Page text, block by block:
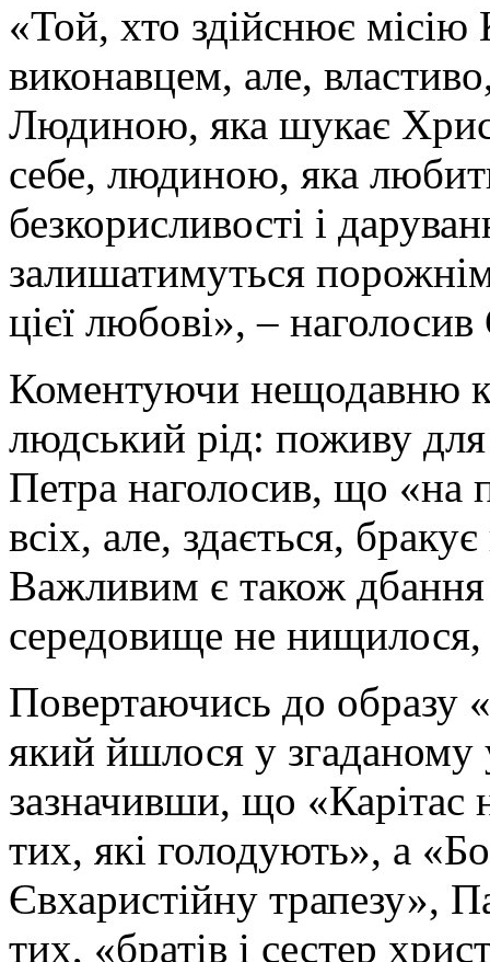
«Той, хто здійснює місію
виконавцем, але,
Людиною, яка шукає
себе, людиною, яка
безкорисливості і
залишатимуться
цієї любові», –
Коментуючи нещодавню
людський рід: поживу
Петра наголосив, що «на
всіх, але, здається,
Важливим є також
середовище не
Повертаючись до образу
який йшлося у згаданому
зазначивши, що «Карітас
тих, які голодують», а
Євхаристійну трапезу»,
тих, «братів і сестер